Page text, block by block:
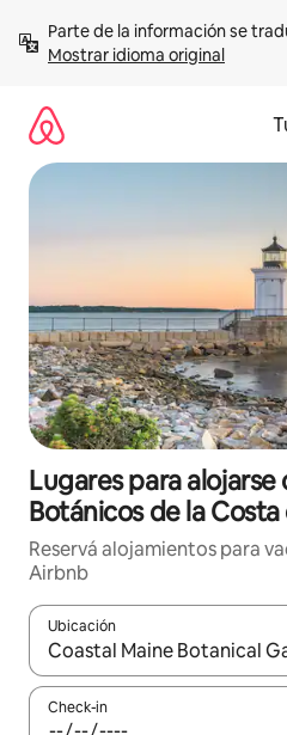
contenidoMostrar idioma original
Lugares para
Botánicos de la
Reservá alojamientos para
Airbnb
Ubicación
Cuando los resultados estén
Check-in